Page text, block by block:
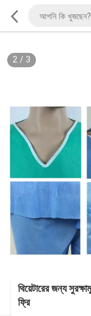
2/ 3
থিয়েটারের জন্য
ফ্রি